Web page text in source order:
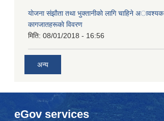
याेजना संझाैता तथा भुक्तानीकाे लागि चाहिने अावश्यक
कागजातहरूकाे विवरण
मिति: 08/01/2018 - 16:56
अन्य
eGov services